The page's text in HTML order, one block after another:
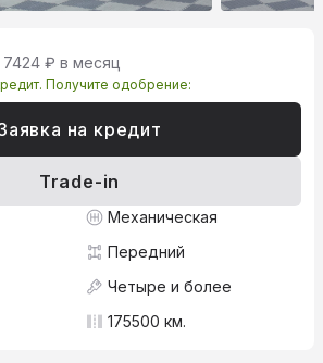
7424 ₽ в месяц
Получите одобрение:
на кредит
Trade-in
Механическая
Передний
Четыре и более
175500 км.